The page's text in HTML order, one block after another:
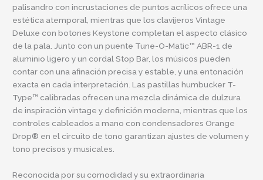
palisandro con incrustaciones de puntos acrílicos ofrece una
estética atemporal, mientras que los clavijeros Vintage
Deluxe con botones Keystone completan el aspecto clásico
de la pala. Junto con un puente Tune-O-Matic™ ABR-1 de
aluminio ligero y un cordal Stop Bar, los músicos pueden
contar con una afinación precisa y estable, y una entonación
exacta en cada interpretación. Las pastillas humbucker T-
Type™ calibradas ofrecen una mezcla dinámica de dulzura
de inspiración vintage y definición moderna, mientras que los
controles cableados a mano con condensadores Orange
Drop® en el circuito de tono garantizan ajustes de volumen y
tono precisos y musicales.
Reconocida por su comodidad y su extraordinaria